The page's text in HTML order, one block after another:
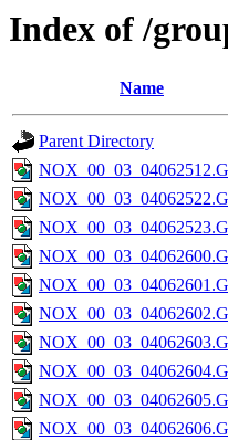
Index of /
Name
Parent Directory